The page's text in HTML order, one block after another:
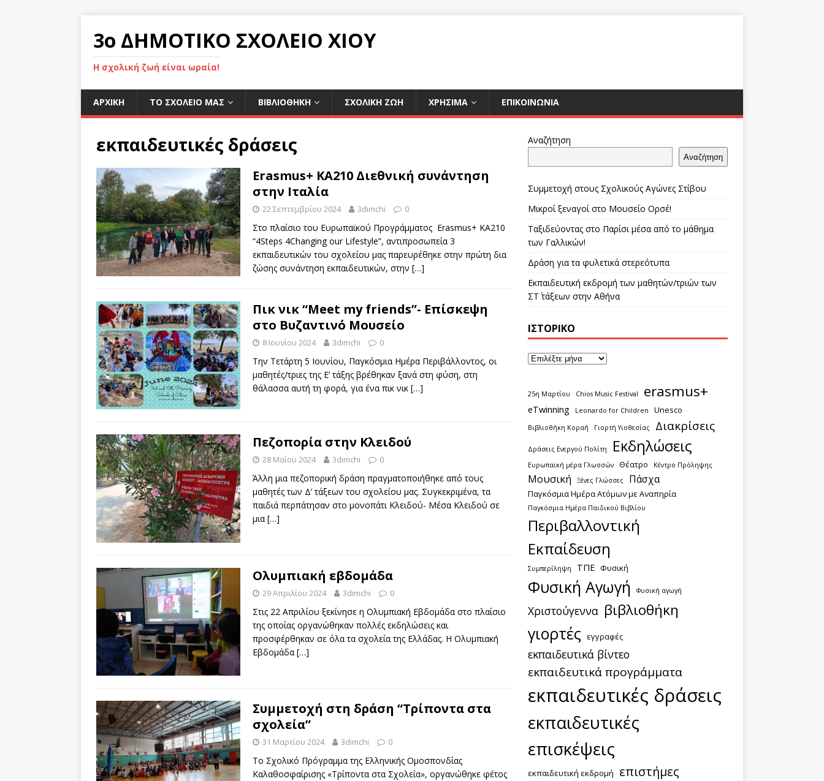
3ο ΔΗΜΟΤΙΚΟ ΣΧΟΛΕΙΟ ΧΙΟΥ
Η σχολική ζωή είναι ωραία!
ΑΡΧΙΚΉ ΤΟ ΣΧΟΛΕΙΟ ΜΑΣ ΒΙΒΛΙΟΘΗΚΗ ΣΧΟΛΙΚΉ ΖΩΉ ΧΡΉΣΙΜΑ ΕΠΙΚΟΙΝΩΝΊΑ
εκπαιδευτικές δράσεις
Erasmus+ KA210 Διεθνική συνάντηση
στην Ιταλία
22 Σεπτεμβρίου 2024 3dimchi 0
Στο πλαίσιο του Ευρωπαϊκού Προγράμματος Erasmus+ ΚΑ210
“4Steps 4Changing our Lifestyle”, αντιπροσωπεία 3
εκπαιδευτικών του σχολείου μας παρευρέθηκε στην πρώτη δια
ζώσης συνάντηση εκπαιδευτικών, στην […]
Πικ νικ “Meet my friends”- Επίσκεψη
στο Βυζαντινό Μουσείο
8 Ιουνίου 2024 3dimchi 0
Την Τετάρτη 5 Ιουνίου, Παγκόσμια Ημέρα Περιβάλλοντος, οι
μαθητές/τριες της Ε’ τάξης βρέθηκαν ξανά στη φύση, στη
θάλασσα αυτή τη φορά, για ένα πικ νικ […]
Πεζοπορία στην Κλειδού
28 Μαΐου 2024 3dimchi 0
Άλλη μια πεζοπορική δράση πραγματοποιήθηκε από τους
μαθητές των Δ’ τάξεων του σχολείου μας. Συγκεκριμένα, τα
παιδιά περπάτησαν στο μονοπάτι Κλειδού- Μέσα Κλειδού σε
μια […]
Ολυμπιακή εβδομάδα
29 Απριλίου 2024 3dimchi 0
Στις 22 Απριλίου ξεκίνησε η Ολυμπιακή Εβδομάδα στο πλαίσιο
της οποίας οργανώθηκαν πολλές εκδηλώσεις και
προσφέρθηκαν σε όλα τα σχολεία της Ελλάδας. Η Ολυμπιακή
Εβδομάδα […]
Συμμετοχή στη δράση “Τρίποντα στα
σχολεία”
31 Μαρτίου 2024 3dimchi 0
Το Σχολικό Πρόγραμμα της Ελληνικής Ομοσπονδίας
Καλαθοσφαίρισης «Τρίποντα στα Σχολεία», οργανώθηκε φέτος
Αναζήτηση
Αναζήτηση
Συμμετοχή στους Σχολικούς Αγώνες Στίβου
Μικροί ξεναγοί στο Μουσείο Ορσέ!
Ταξιδεύοντας στο Παρίσι μέσα από το μάθημα
των Γαλλικών!
Δράση για τα φυλετικά στερεότυπα
Εκπαιδευτική εκδρομή των μαθητών/τριών των
ΣΤ΄ τάξεων στην Αθήνα
ΙΣΤΟΡΙΚΌ
25η Μαρτίου Chios Music Festival erasmus+
eTwinning Leonardo for Children Unesco
Βιβλιοθήκη Κοραή Γιορτή Υιοθεσίας Διακρίσεις
Δράσεις Ενεργού Πολίτη Εκδηλώσεις
Ευρωπαϊκή μέρα Γλωσσών Θέατρο Κέντρο Πρόληψης
Μουσική Ξένες Γλώσσες Πάσχα
Παγκόσμια Ημέρα Ατόμων με Αναπηρία
Παγκόσμια Ημέρα Παιδικού Βιβλίου
Περιβαλλοντική
Εκπαίδευση
Συμπερίληψη ΤΠΕ Φυσική
Φυσική Αγωγή Φυσική αγωγή
Χριστούγεννα βιβλιοθήκη
γιορτές εγγραφές
εκπαιδευτικά βίντεο
εκπαιδευτικά προγράμματα
εκπαιδευτικές δράσεις
εκπαιδευτικές
επισκέψεις
εκπαιδευτική εκδρομή επιστήμες